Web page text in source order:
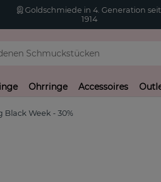
Goldschmiede in 4. Generation seit
1914
Ohrringe Accessoires
Black Week - 30%